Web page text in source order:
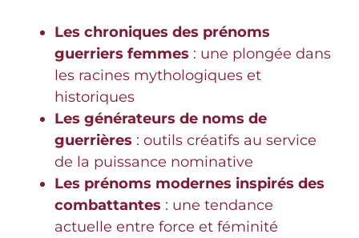
Les chroniques des prénoms
guerriers femmes : une plongée dans
les racines mythologiques et
historiques
Les générateurs de noms de
guerrières : outils créatifs au service
de la puissance nominative
Les prénoms modernes inspirés des
combattantes : une tendance
actuelle entre force et féminité